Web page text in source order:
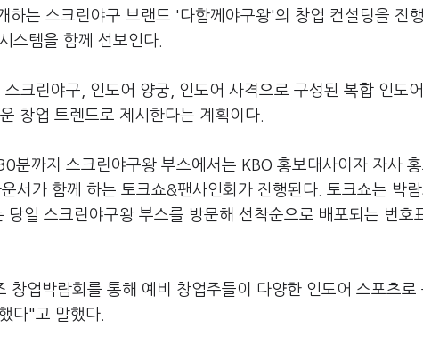
하는 스크린야구 브랜드 '다함께야구왕'의 창업 컨설팅을 진
스템을 함께 선보인다.
크린야구, 인도어 양궁, 인도어 사격으로 구성된 복합 인도
창업 트렌드로 제시한다는 계획이다.
까지 스크린야구왕 부스에서는 KBO 홍보대사이자 자사
서가 함께 하는 토크쇼&팬사인회가 진행된다. 토크쇼는 박
일 스크린야구왕 부스를 방문해 선착순으로 배포되는 번호
업박람회를 통해 예비 창업주들이 다양한 인도어 스포츠로
다"고 말했다.